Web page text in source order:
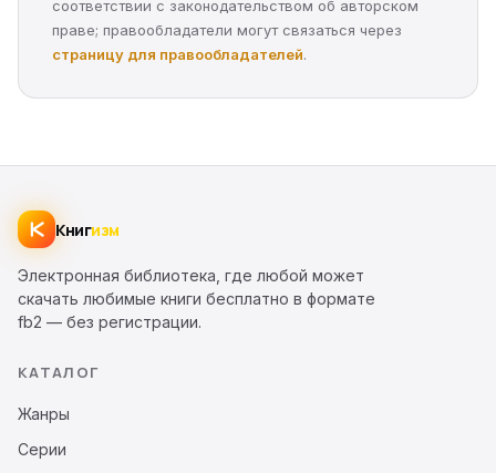
соответствии с законодательством об авторском
праве; правообладатели могут связаться через
страницу для правообладателей.
Книгизм
Электронная библиотека, где любой может
скачать любимые книги бесплатно в формате
fb2 — без регистрации.
КАТАЛОГ
Жанры
Серии